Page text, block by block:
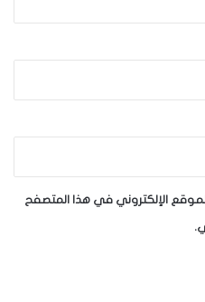
الإلكتروني في هذا المتصفح